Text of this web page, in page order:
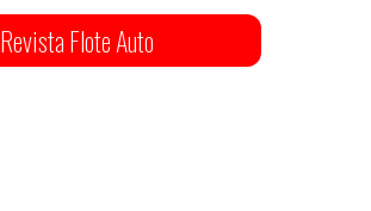
Revista Flote Auto